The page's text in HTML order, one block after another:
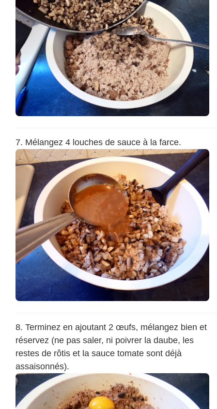
Mélangez 4 louches de sauce à la farce.
Terminez en ajoutant 2 œufs, mélangez bien et
réservez (ne pas saler, ni poivrer la daube, les
restes de rôtis et la sauce tomate sont déjà
assaisonnés).